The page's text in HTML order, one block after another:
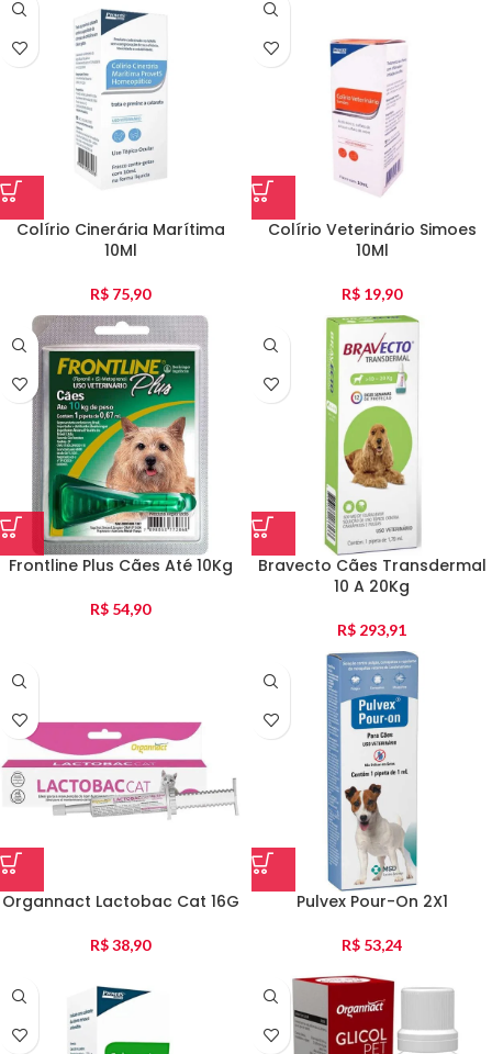
Colírio Cinerária Marítima
10Ml
R$ 75,90
Colírio Veterinário Simoes
10Ml
R$ 19,90
Frontline Plus Cães Até 10Kg
R$ 54,90
Bravecto Cães Transdermal
10 A 20Kg
R$ 293,91
Organnact Lactobac Cat 16G
R$38,90
Pulvex Pour-On 2X1
R$ 53,24